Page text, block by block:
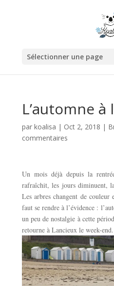
Sélectionner une page
L’automne à
par koalisa | Oct 2, 2018 |
commentaires
Un mois déjà depuis la
rafraîchit, les jours diminuent,
Les arbres changent de
faut se rendre à l’évidence :
un peu de nostalgie à cette
retourne à Lancieux le week-